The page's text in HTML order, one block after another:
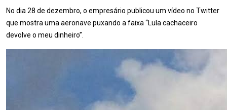
No dia 28 de dezembro, o empresário publicou um vídeo no Twitter
que mostra uma aeronave puxando a faixa “Lula cachaceiro
devolve o meu dinheiro”.